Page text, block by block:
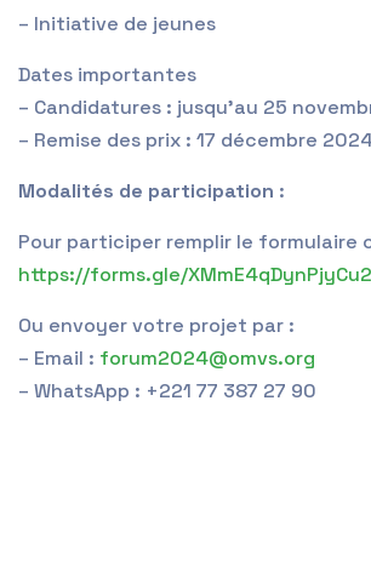
– Initiative de jeunes
Dates importantes
– Candidatures : jusqu’au 25
– Remise des prix : 17 décembre
Modalités de participation :
Pour participer remplir le formulaire
https://forms.gle/
Ou envoyer votre projet par :
– Email : forum2024@omvs.org
– WhatsApp : +221 77 387 27 90